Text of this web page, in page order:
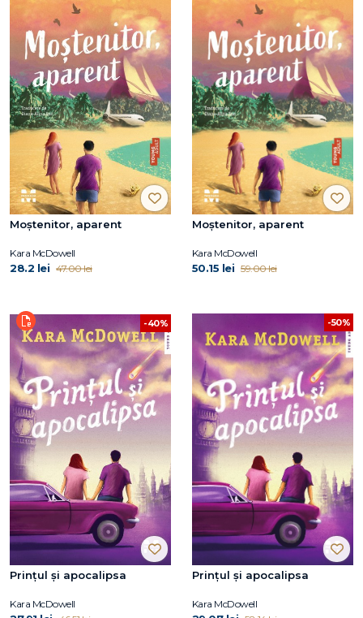
Moștenitor, aparent
Kara McDowell
28.2 lei 47.00 lei
Moștenitor, aparent
Kara McDowell
50.15 lei 59.00 lei
-40%
Prințul și apocalipsa
Kara McDowell
-50%
Prințul și apocalipsa
Kara McDowell